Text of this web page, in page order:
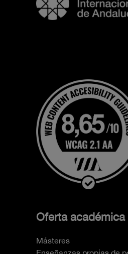
Oferta académica
Másteres